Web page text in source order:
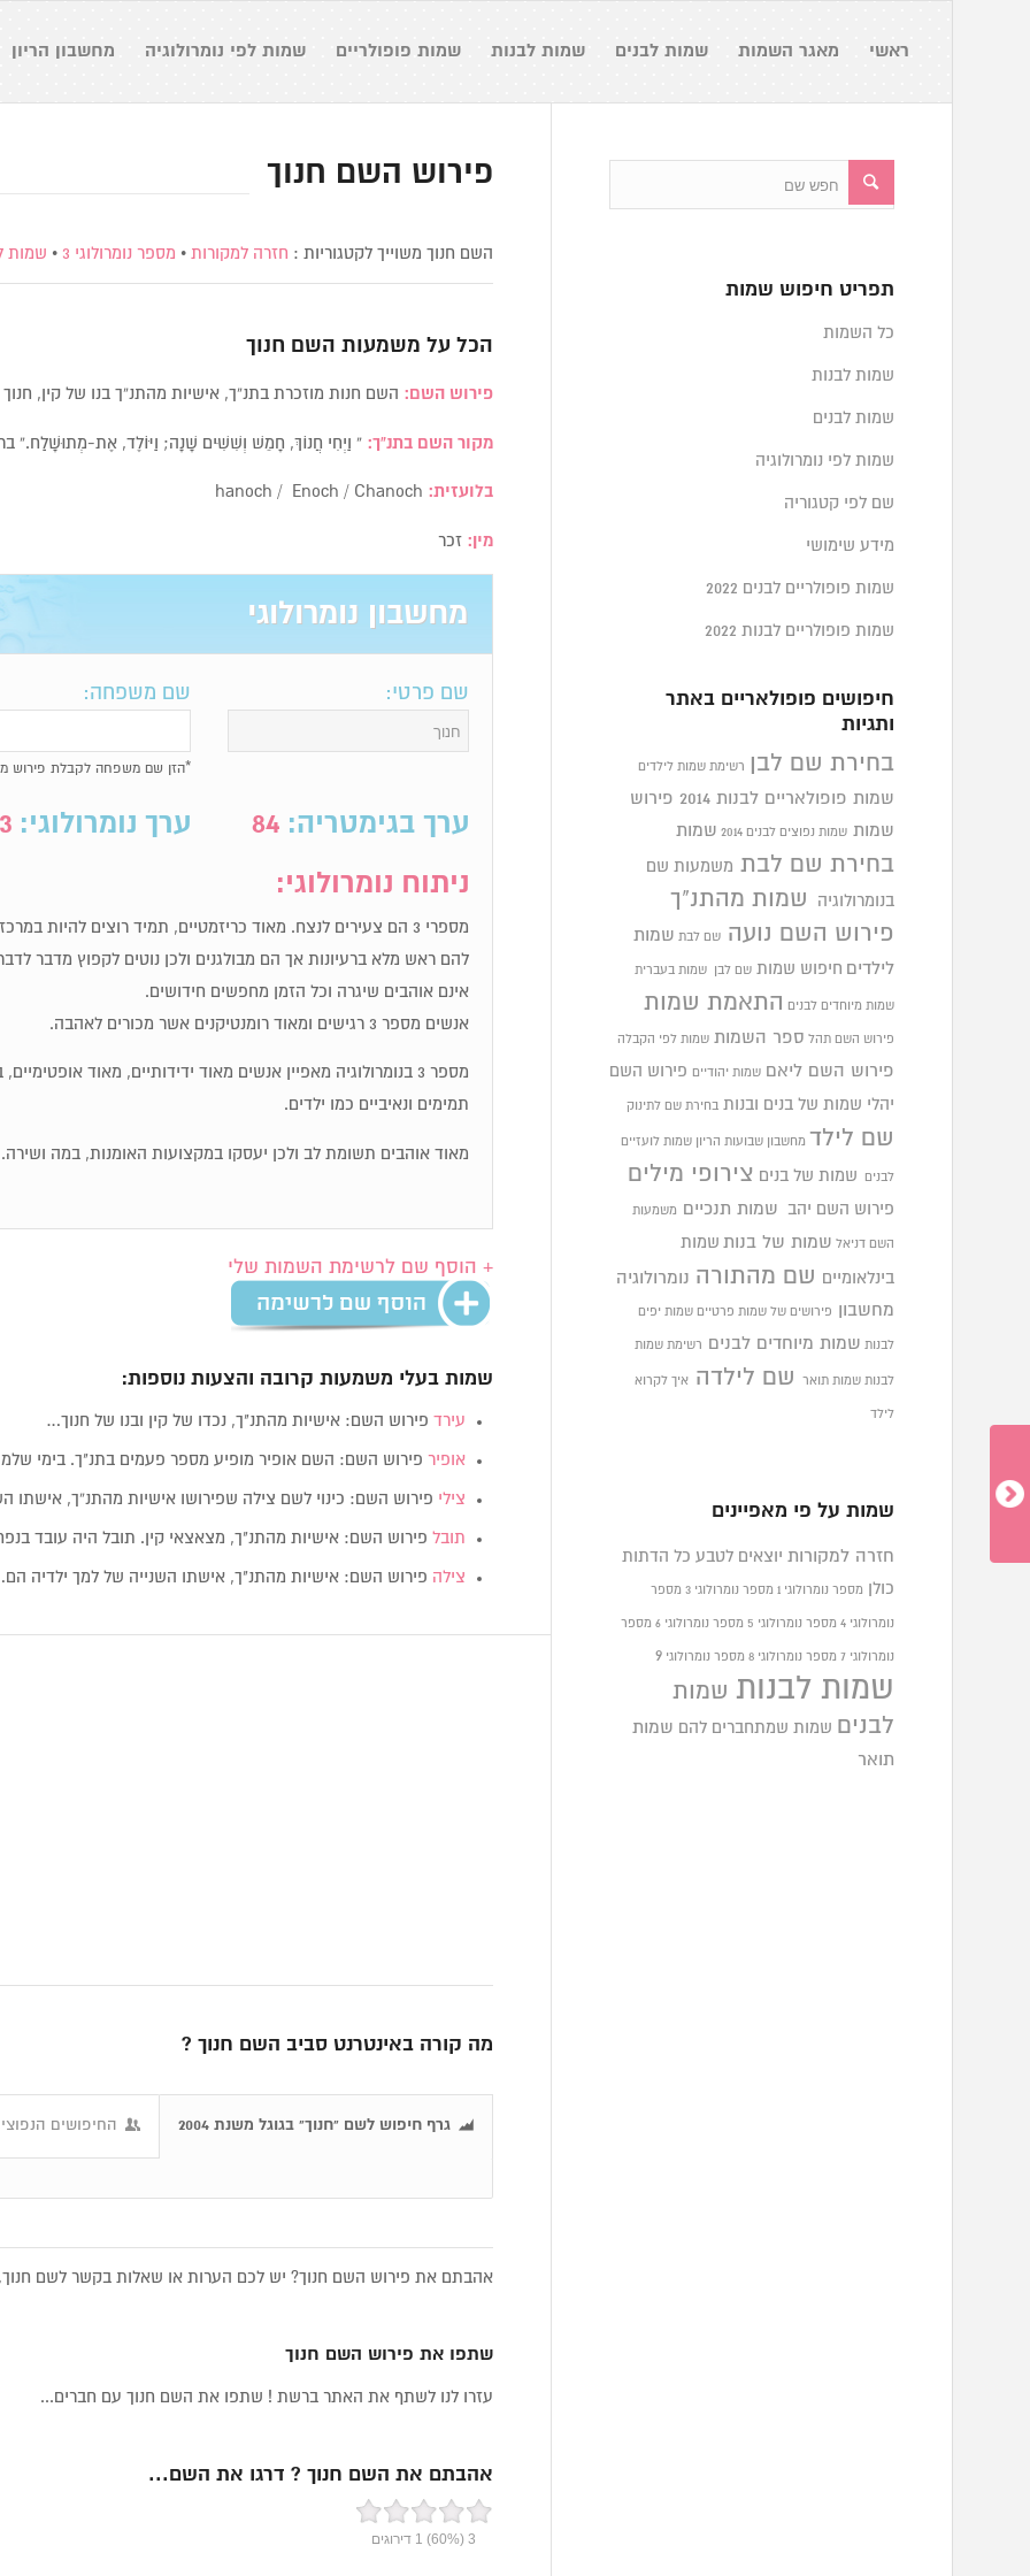
ראשי מאגר השמות שמות לבנים שמות לבנות שמות פופולריים שמות לפי נומרולוגיה מחשבון הריון
פירוש השם חנוך
השם חנוך משוייך לקטגוריות : חזרה למקורות • מספר נומרולוגי 3 • שמות
הכל על משמעות השם חנוך
פירוש השם: השם חנות מוזכרת בתנ”ך, אישיות מהתנ”ך בנו של קין, חנוך
מקור השם בתנ”ך:” וַיְחִי חֲנוֹךְ, חָמֵשׁ וְשִׁשִּׁים שָׁנָה; וַיּוֹלֶד, אֶת-מְתוּשָׁלַח.”
בלועזית:
מין: זכר
מחשבון נומרולוגי
שם פרטי: שם משפחה:
*הזן שם משפחה לקבלת פירוש
ערך בגימטריה: 84 ערך נומרולוגי:
ניתוח נומרולוגי:
מספרי 3 הם צעירים לנצח. מאוד כריזמטיים, תמיד רוצים להיות
להם ראש מלא ברעיונות אך הם מבולגנים ולכן נוטים לקפוץ מדבר
אינם אוהבים שיגרה וכל הזמן מחפשים חידושים.
אנשים מספר 3 רגישים ומאוד רומנטיקנים אשר מכורים לאהבה.
מספר 3 בנומרולוגיה מאפיין אנשים מאוד ידידותיים, מאוד
תמימים ונאיביים כמו ילדים.
מאוד אוהבים תשומת לב ולכן יעסקו במקצועות האומנות, במה ושירה.
+ הוסף שם לרשימת השמות שלי
שמות בעלי משמעות קרובה והצעות נוספות:
עירד פירוש השם: אישיות מהתנ"ך, נכדו של קין ובנו של חנוך…
אופיר פירוש השם: השם אופיר מופיע מספר פעמים בתנ"ך. בימי
צילי פירוש השם: כינוי לשם צילה שפירושו אישיות מהתנ”ך, אישתו
תובל פירוש השם: אישיות מהתנ"ך, מצאצאי קין. תובל היה עובד
צילה פירוש השם: אישיות מהתנ"ך, אישתו השנייה של למך ילדיה
מה קורה באינטרנט סביב השם חנוך ?
גרף חיפוש לשם "חנוך" בגוגל משנת 2004 החיפושים
אהבתם את פירוש השם חנוך? יש לכם הערות או שאלות בקשר לשם חנוך,
שתפו את פירוש השם חנוך
עזרו לנו לשתף את האתר ברשת ! שתפו את השם חנוך עם חברים...
אהבתם את השם חנוך ? דרגו את השם...
3
(60%)
1 דירוגים
תפריט חיפוש שמות
כל השמות
שמות לבנות
שמות לבנים
שמות לפי נומרולוגיה
שם לפי קטגוריה
מידע שימושי
שמות פופולריים לבנים 2022
שמות פופולריים לבנות 2022
חיפושים פופולאריים באתר
ותגיות
בחירת שם לבן רשימת שמות לילדים
שמות פופולאריים לבנות 2014 פירוש
שמות שמות נפוצים לבנים 2014 שמות
בחירת שם לבת משמעות שם
בנומרולוגיה
שמות מהתנ"ך
פירוש השם נועה
שם לבת שמות
לילדים חיפוש שמות שם לבן שמות בעברית
שמות מיוחדים לבנים התאמת שמות
פירוש השם תהל ספר השמות שמות לפי הקבלה
פירוש השם ליאם שמות יהודיים פירוש השם
יהלי שמות של בנים ובנות בחירת שם לתינוק
שם לילד מחשבון שבועות הריון שמות לועזיים
לבנים שמות של בנים צירופי מילים
פירוש השם יהב שמות תנכיים משמעות
השם דניאל שמות של בנות שמות
בינלאומיים שם מהתורה נומרולוגיה
מחשבון פירושים של שמות פרטיים שמות יפים
לבנות שמות מיוחדים לבנים רשימת שמות
לבנות שמות תואר שם לילדה איך לקרוא
לילד
שמות על פי מאפיינים
חזרה למקורות יוצאים לטבע כל הדתות
כולן מספר נומרולוגי 1 מספר נומרולוגי 3 מספר
נומרולוגי 4 מספר נומרולוגי 5 מספר נומרולוגי 6 מספר
נומרולוגי 7 מספר נומרולוגי 8 מספר נומרולוגי9
שמות לבנות שמות
לבנים
שמות שמתחברים להם שמות
תואר